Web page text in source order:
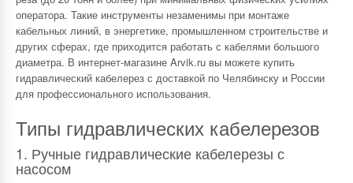
оператора. Такие инструменты незаменимы при монтаже
кабельных линий, в энергетике, промышленном строительстве и
других сферах, где приходится работать с кабелями большого
диаметра. В интернет-магазине Arvik.ru вы можете купить
гидравлический кабелерез с доставкой по Челябинску и России
для профессионального использования.
Типы гидравлических кабелерезов
1. Ручные гидравлические кабелерезы с
насосом